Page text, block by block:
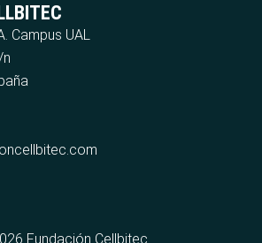
Campus UAL
Fundación Cellbitec